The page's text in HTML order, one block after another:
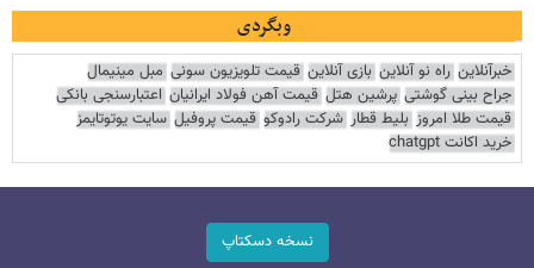
وبگردی
خبرآنلاین راه نو آنلاین بازی آنلاین قیمت تلویزیون سونی مبل مینیمال
جراح بینی گوشتی پرشین هتل قیمت آهن فولاد ایرانیان اعتبارسنجی بانکی
قیمت طلا امروز بلیط قطار شرکت رادوکو قیمت پروفیل سایت یوتوتایمز
خرید اکانت chatgpt
نسخه دسکتاپ